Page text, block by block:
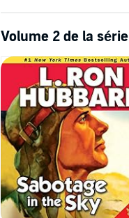
Volume 2 de la série